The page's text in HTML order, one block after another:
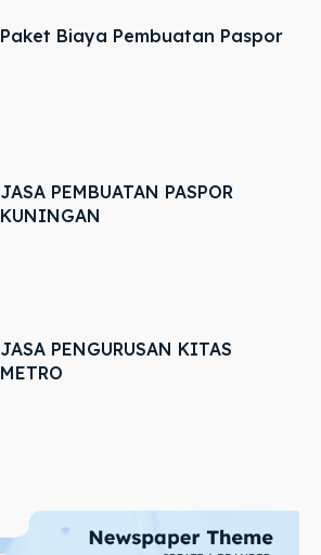
Paket Biaya Pembuatan Paspor
JASA PEMBUATAN PASPOR
KUNINGAN
JASA PENGURUSAN KITAS
METRO